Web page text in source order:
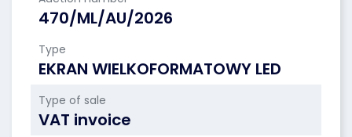
470/ML/AU/2026
Type
EKRAN WIELKOFORMATOWY LED
Type of sale
VAT invoice